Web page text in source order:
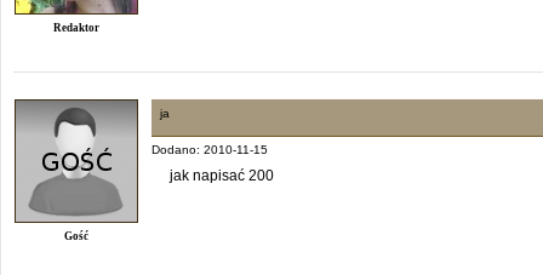
Redaktor
Gość
ja
Dodano: 2010-11-15
jak napisać 200